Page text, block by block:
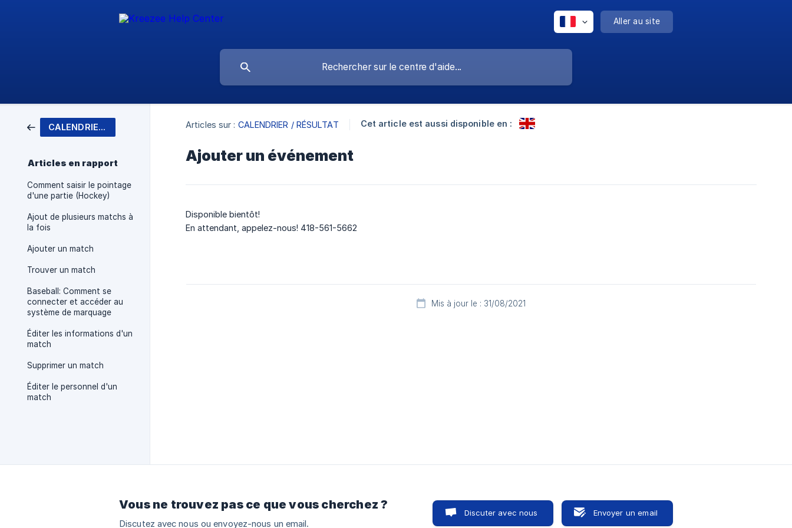
Aller au site
CALENDRIER / RÉSULTAT
Articles en rapport
Comment saisir le pointage
d'une partie (Hockey)
Ajout de plusieurs matchs à
la fois
Ajouter un match
Trouver un match
Baseball: Comment se
connecter et accéder au
système de marquage
Éditer les informations d'un
match
Supprimer un match
Éditer le personnel d'un
match
Articles sur : CALENDRIER / RÉSULTAT Cet article est aussi disponible en :
Ajouter un événement
Disponible bientôt!
En attendant, appelez-nous! 418-561-5662
Mis à jour le : 31/08/2021
Vous ne trouvez pas ce que vous cherchez ?
Discutez avec nous ou envoyez-nous un email.
Discuter avec nous Envoyer un email